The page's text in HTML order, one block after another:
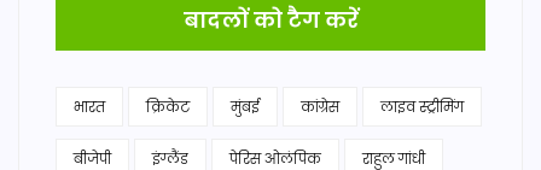
बादलों को टैग करें
भारत क्रिकेट मुंबई कांग्रेस लाइव स्ट्रीमिंग
बीजेपी इंग्लैंड पेरिस ओलंपिक राहुल गांधी